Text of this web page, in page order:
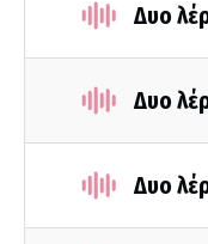
Δυο
Δυο
Δυο